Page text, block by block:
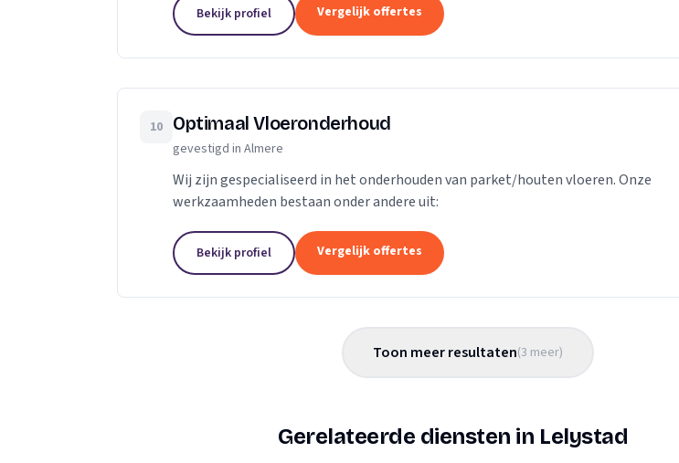
Bekijk profiel Vergelijk offertes
10 Optimaal Vloeronderhoud
gevestigd in Almere
Wij zijn gespecialiseerd in het onderhouden van parket/houten vloeren. Onze
werkzaamheden bestaan onder andere uit:
Bekijk profiel Vergelijk offertes
Toon meer resultaten(3 meer)
Gerelateerde diensten in Lelystad